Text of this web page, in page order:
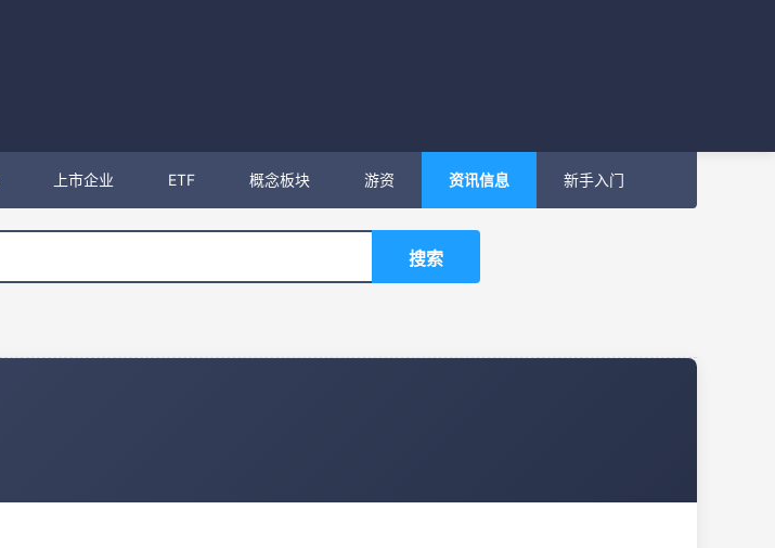
上市企业 ETF 概念板块 游资 资讯信息 新手入门
搜索